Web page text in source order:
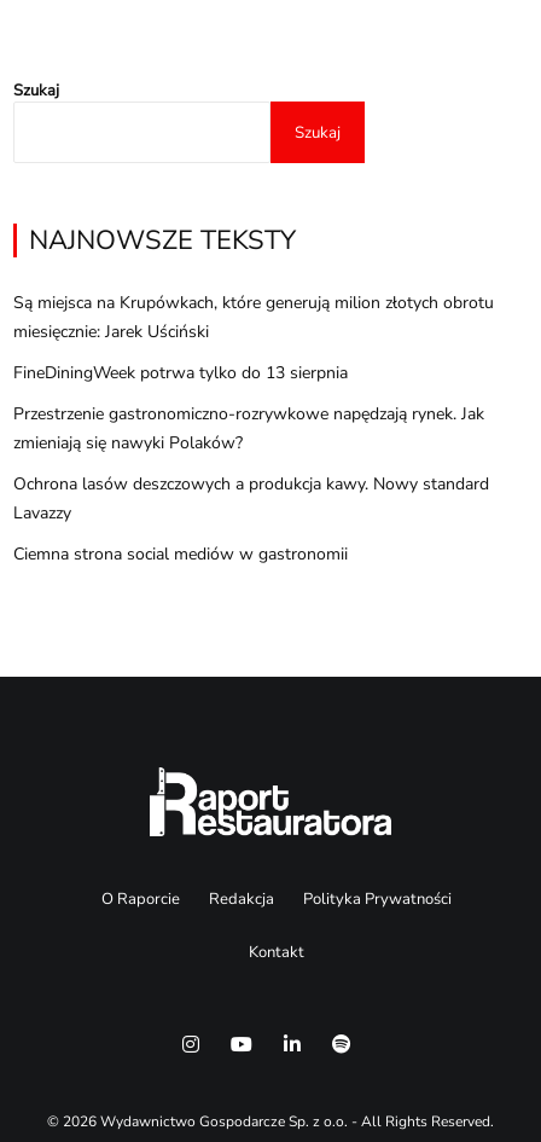
Szukaj
Szukaj
NAJNOWSZE TEKSTY
Są miejsca na Krupówkach, które generują milion złotych obrotu
miesięcznie: Jarek Uściński
FineDiningWeek potrwa tylko do 13 sierpnia
Przestrzenie gastronomiczno-rozrywkowe napędzają rynek. Jak
zmieniają się nawyki Polaków?
Ochrona lasów deszczowych a produkcja kawy. Nowy standard
Lavazzy
Ciemna strona social mediów w gastronomii
O Raporcie Redakcja Polityka Prywatności
Kontakt
© 2026 Wydawnictwo Gospodarcze Sp. z o.o. - All Rights Reserved.